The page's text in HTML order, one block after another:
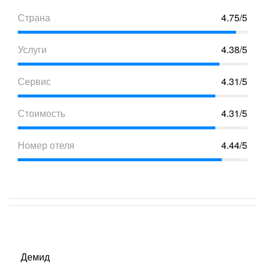
Страна
4.75/5
Услуги 4.38/5
Сервис 4.31/5
Стоимость 4.31/5
Номер отеля 4.44/5
Демид